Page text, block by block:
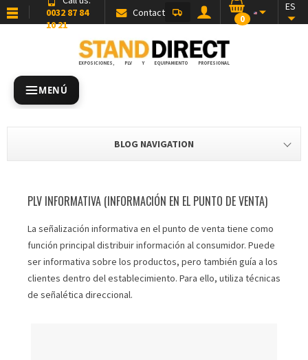
0032 87 84
10 21
Contact ES
0
EXPOSICIONES, PLV Y EQUIPAMIENTO PROFESIONAL
MENÚ
BLOG NAVIGATION
PLV INFORMATIVA (INFORMACIÓN EN EL PUNTO DE VENTA)
La señalización informativa en el punto de venta tiene como
función principal distribuir información al consumidor. Puede
ser informativa sobre los productos, pero también guía a los
clientes dentro del establecimiento. Para ello, utiliza técnicas
de señalética direccional.